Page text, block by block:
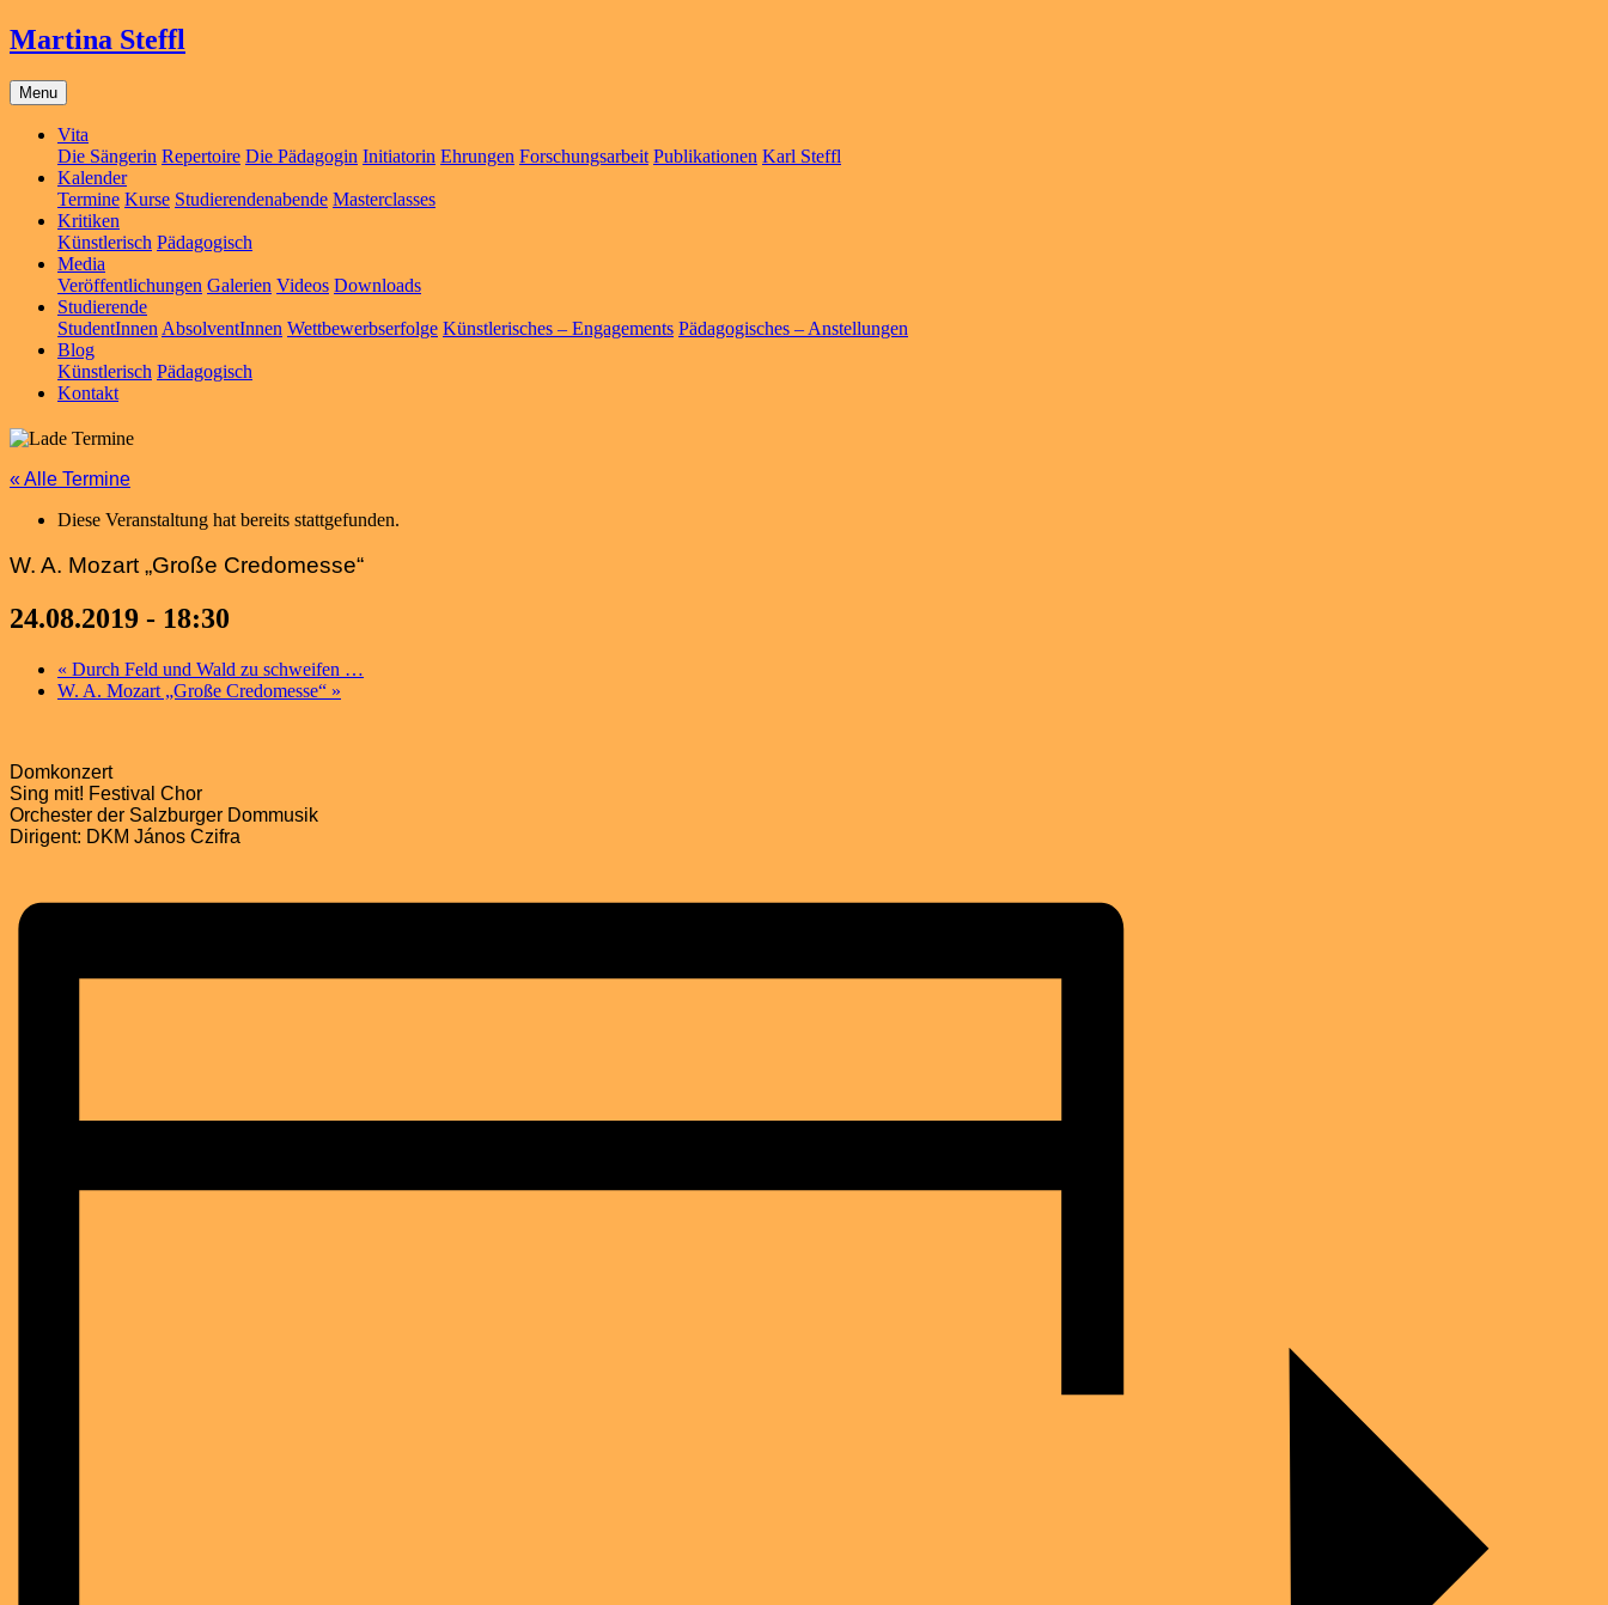
Martina Steffl
Menu
Vita
Die Sängerin Repertoire Die Pädagogin Initiatorin Ehrungen Forschungsarbeit Publikationen Karl Steffl
Kalender
Termine Kurse Studierendenabende Masterclasses
Kritiken
Künstlerisch Pädagogisch
Media
Veröffentlichungen Galerien Videos Downloads
Studierende
StudentInnen AbsolventInnen Wettbewerbserfolge Künstlerisches – Engagements Pädagogisches – Anstellungen
Blog
Künstlerisch Pädagogisch
Kontakt
« Alle Termine
Diese Veranstaltung hat bereits stattgefunden.
W. A. Mozart „Große Credomesse“
24.08.2019 - 18:30
« Durch Feld und Wald zu schweifen …
W. A. Mozart „Große Credomesse“ »
Domkonzert
Sing mit! Festival Chor
Orchester der Salzburger Dommusik
Dirigent: DKM János Czifra